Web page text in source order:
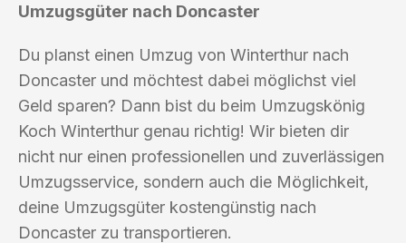
Umzugsgüter nach Doncaster
Du planst einen Umzug von Winterthur nach
Doncaster und möchtest dabei möglichst viel
Geld sparen? Dann bist du beim Umzugskönig
Koch Winterthur genau richtig! Wir bieten dir
nicht nur einen professionellen und zuverlässigen
Umzugsservice, sondern auch die Möglichkeit,
deine Umzugsgüter kostengünstig nach
Doncaster zu transportieren.